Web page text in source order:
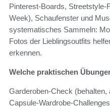
Pinterest‑Boards,
Week), Schaufenster und
systematisches Sammeln:
Fotos der Lieblingsoutfits
erkennen.
Welche praktischen
Garderoben‑Check